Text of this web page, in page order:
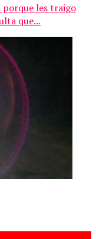
porque les traigo
que...